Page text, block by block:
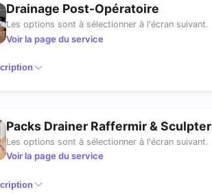
Drainage Post-Opératoire
Les options sont à sélectionner à l'écran suivant.
Voir la page du service
Packs Drainer Raffermir & Sculpter
Les options sont à sélectionner à l'écran suivant.
Voir la page du service